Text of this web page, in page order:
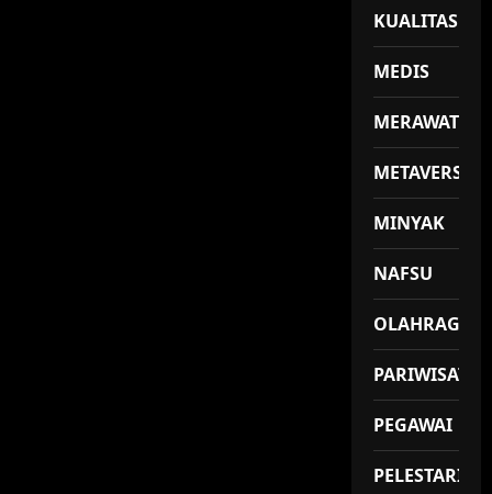
KUALITAS
MEDIS
MERAWAT
METAVERSE
MINYAK
NAFSU
OLAHRAGA
PARIWISATA
PEGAWAI
PELESTARIAN